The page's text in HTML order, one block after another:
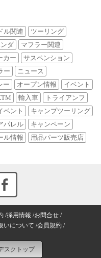
ル関連
ツーリング
ダ
マフラー関連
カー
サスペンション
ー
ニュース
ー オープン情報
イベント
輸入車
トライアンフ
ベント
キャンプツーリング
パレル
キャンペーン
ル情報
用品パーツ販売店
採用情報 お問合せ
いについて 会員規約
スクトップ